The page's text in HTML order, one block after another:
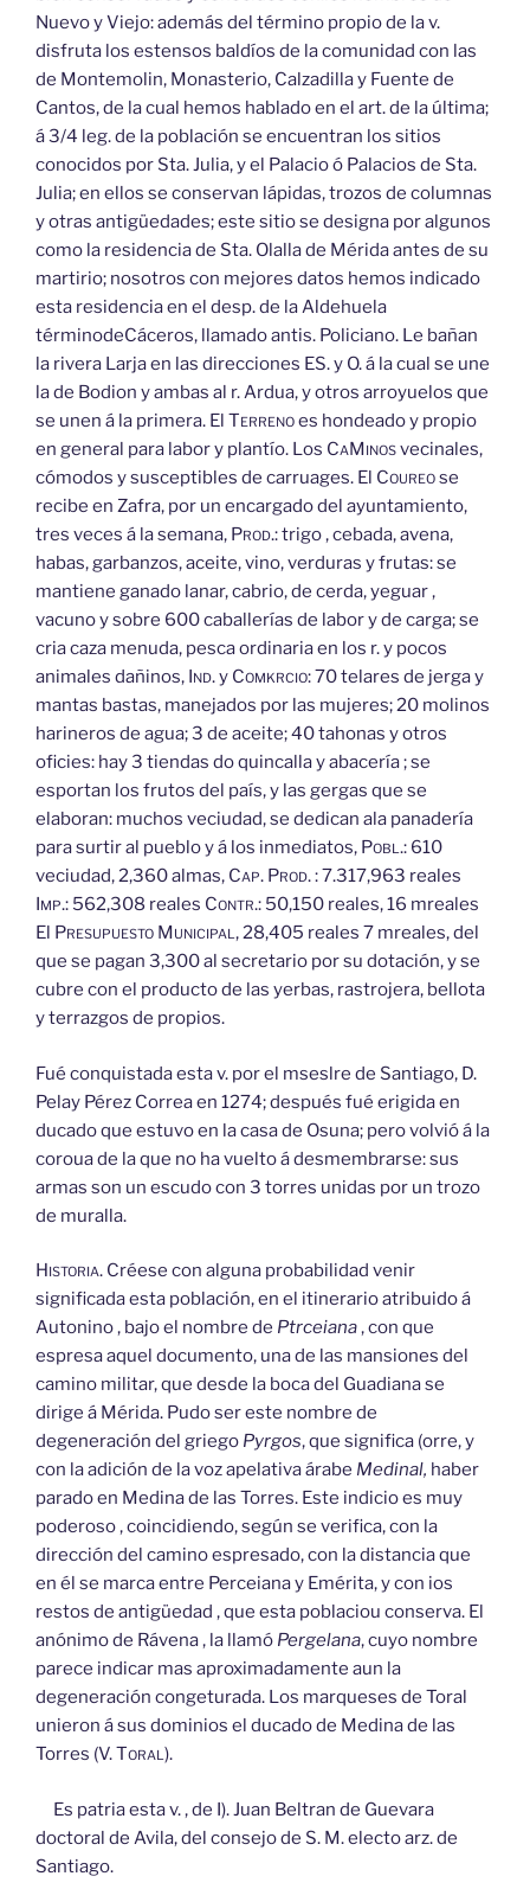
Nuevo y Viejo: además del término propio de la v.
disfruta los estensos baldíos de la comunidad con las
de Montemolin, Monasterio, Calzadilla y Fuente de
Cantos, de la cual hemos hablado en el art. de la última;
á 3/4 leg. de la población se encuentran los sitios
conocidos por Sta. Julia, y el Palacio ó Palacios de Sta.
Julia; en ellos se conservan lápidas, trozos de columnas
y otras antigüedades; este sitio se designa por algunos
como la residencia de Sta. Olalla de Mérida antes de su
martirio; nosotros con mejores datos hemos indicado
esta residencia en el desp. de la Aldehuela
términodeCáceros, llamado antis. Policiano. Le bañan
la rivera Larja en las direcciones ES. y O. á la cual se une
la de Bodion y ambas al r. Ardua, y otros arroyuelos que
se unen á la primera. El Terrenoes hondeado y propio
en general para labor y plantío. Los CaMinosvecinales,
cómodos y susceptibles de carruages. El Coureose
recibe en Zafra, por un encargado del ayuntamiento,
tres veces á la semana, Prod.:trigo , cebada, avena,
habas, garbanzos, aceite, vino, verduras y frutas: se
mantiene ganado lanar, cabrio, de cerda, yeguar ,
vacuno y sobre 600 caballerías de labor y de carga; se
cria caza menuda, pesca ordinaria en los r. y pocos
animales dañinos, Ind.y Comkrcio:70 telares de jerga y
mantas bastas, manejados por las mujeres; 20 molinos
harineros de agua; 3 de aceite; 40 tahonas y otros
oficies: hay 3 tiendas do quincalla y abacería ; se
esportan los frutos del país, y las gergas que se
elaboran: muchos veciudad, se dedican ala panadería
para surtir al pueblo y á los inmediatos, Pobl.: 610
veciudad, 2,360 almas, Cap. Prod.: 7.317,963 reales
Imp.: 562,308 reales Contr.: 50,150 reales, 16 mreales
El Presupuesto Municipal,28,405 reales 7 mreales, del
que se pagan 3,300 al secretario por su dotación, y se
cubre con el producto de las yerbas, rastrojera, bellota
y terrazgos de propios.
Fué conquistada esta v. por el mseslre de Santiago, D.
Pelay Pérez Correa en 1274; después fué erigida en
ducado que estuvo en la casa de Osuna; pero volvió á la
coroua de la que no ha vuelto á desmembrarse: sus
armas son un escudo con 3 torres unidas por un trozo
de muralla.
Historia. Créese con alguna probabilidad venir
significada esta población, en el itinerario atribuido á
Autonino , bajo el nombre de Ptrceiana, con que
espresa aquel documento, una de las mansiones del
camino militar, que desde la boca del Guadiana se
dirige á Mérida. Pudo ser este nombre de
degeneración del griego Pyrgos, que significa (orre, y
con la adición de la voz apelativa árabe Medinal, haber
parado en Medina de las Torres. Este indicio es muy
poderoso , coincidiendo, según se verifica, con la
dirección del camino espresado, con la distancia que
en él se marca entre Perceiana y Emérita, y con ios
restos de antigüedad , que esta poblaciou conserva. El
anónimo de Rávena , la llamó Pergelana, cuyo nombre
parece indicar mas aproximadamente aun la
degeneración congeturada. Los marqueses de Toral
unieron á sus dominios el ducado de Medina de las
Torres (V.Toral).
Es patria esta v. , de I). Juan Beltran de Guevara
doctoral de Avila, del consejo de S. M. electo arz. de
Santiago.